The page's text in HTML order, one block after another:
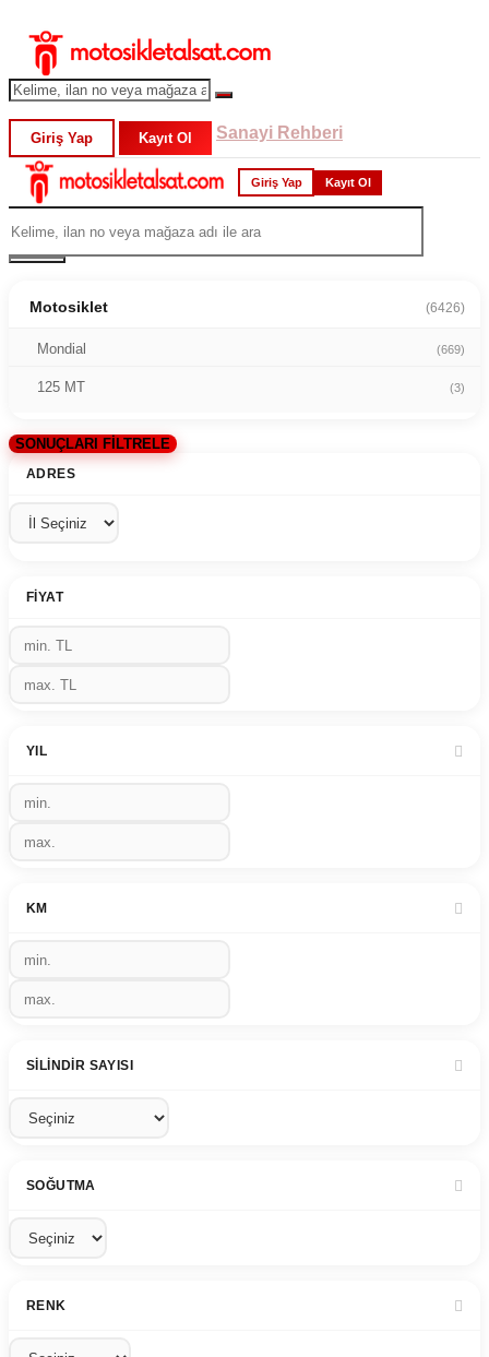
Giriş Yap Kayıt Ol Sanayi Rehberi
Giriş Yap Kayıt Ol
Motosiklet (6426)
Mondial (669)
125 MT (3)
SONUÇLARI FİLTRELE
ADRES
FIYAT
YIL
KM
SILINDIR SAYISI
SOĞUTMA
RENK